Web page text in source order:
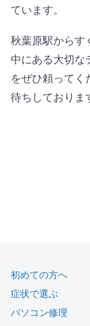
ています。
秋葉原駅からす
中にある大切な
をぜひ頼って
待ちしておりま
初めての方へ
症状で選ぶ
パソコン修理